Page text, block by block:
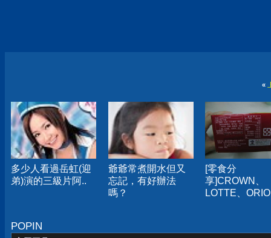
«
多少人看過岳虹(迎
弟)演的三級片阿..
爺爺常煮開水但又
忘記，有好辦法
嗎？
[零食分
享]CROWN、
LOTTE、
POPIN